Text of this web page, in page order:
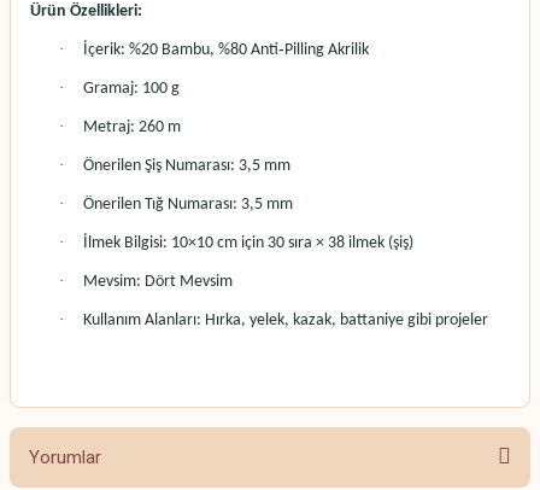
Ürün Özellikleri:
· İçerik: %20 Bambu, %80 Anti‑Pilling Akrilik
· Gramaj: 100 g
· Metraj: 260 m
· Önerilen Şiş Numarası: 3,5 mm
· Önerilen Tığ Numarası: 3,5 mm
· İlmek Bilgisi: 10×10 cm için 30 sıra × 38 ilmek (şiş)
· Mevsim: Dört Mevsim
· Kullanım Alanları: Hırka, yelek, kazak, battaniye gibi projeler
Yorumlar